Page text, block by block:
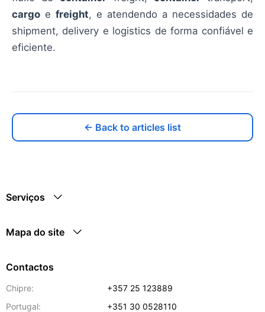
cargo e freight, e atendendo a necessidades de
shipment, delivery e logistics de forma confiável e
eficiente.
← Back to articles list
Serviços
Mapa do site
Contactos
Chipre:
+357 25 123889
Portugal:
+351 30 0528110